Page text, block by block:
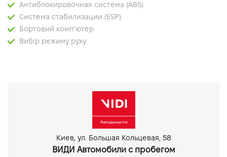
Антиблокировочная система (ABS)
Система стабилизации (ESP)
Бортовий комп'ютер
Вибір режиму руху
Парктронік передній
Киев, ул. Большая Кольцевая, 58
ВИДИ Автомобили с пробегом